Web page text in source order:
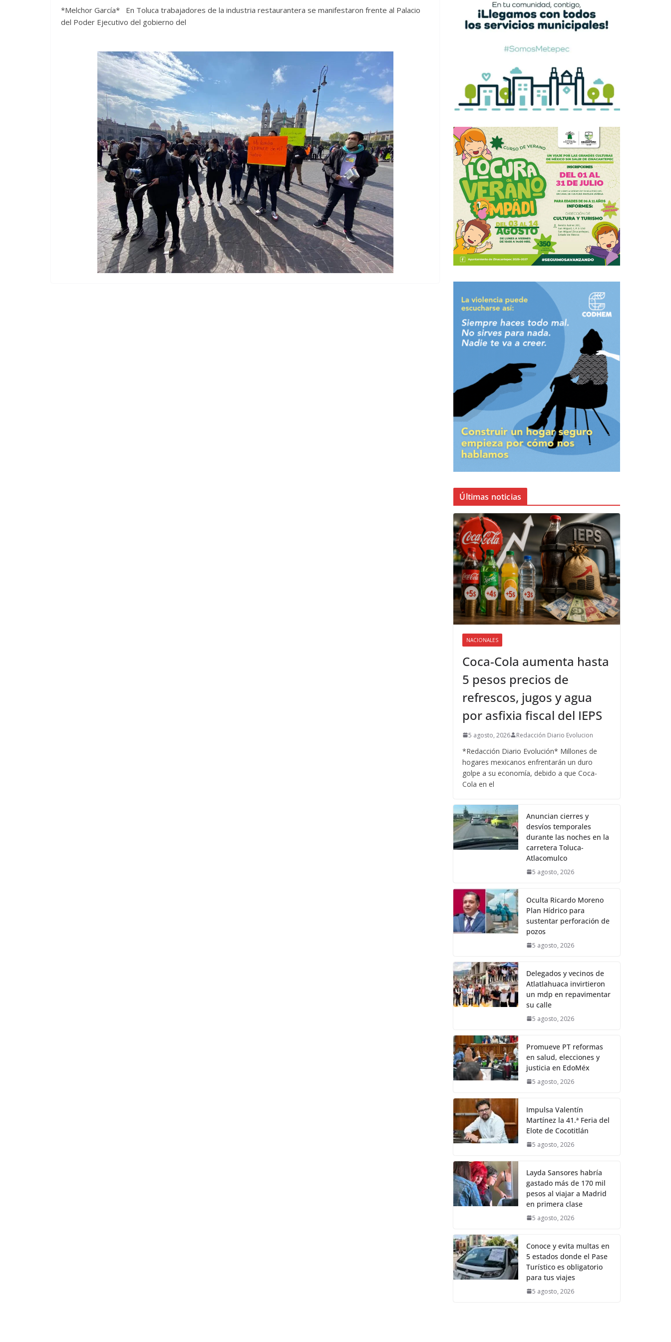
*Melchor García* En Toluca trabajadores de la industria restaurantera se manifestaron frente al Palacio
del Poder Ejecutivo del gobierno del
Últimas noticias
NACIONALES
Coca-Cola aumenta hasta
5 pesos precios de
refrescos, jugos y agua
por asfixia fiscal del IEPS
5 agosto, 2026 Redacción Diario Evolucion
*Redacción Diario Evolución* Millones de
hogares mexicanos enfrentarán un duro
golpe a su economía, debido a que Coca-
Cola en el
Anuncian cierres y
desvíos temporales
durante las noches en la
carretera Toluca-
Atlacomulco
5 agosto, 2026
Oculta Ricardo Moreno
Plan Hídrico para
sustentar perforación de
pozos
5 agosto, 2026
Delegados y vecinos de
Atlatlahuaca invirtieron
un mdp en repavimentar
su calle
5 agosto, 2026
Promueve PT reformas
en salud, elecciones y
justicia en EdoMéx
5 agosto, 2026
Impulsa Valentín
Martínez la 41.ª Feria del
Elote de Cocotitlán
5 agosto, 2026
Layda Sansores habría
gastado más de 170 mil
pesos al viajar a Madrid
en primera clase
5 agosto, 2026
Conoce y evita multas en
5 estados donde el Pase
Turístico es obligatorio
para tus viajes
5 agosto, 2026